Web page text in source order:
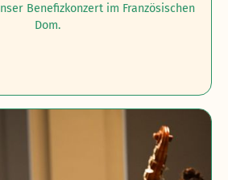
Benefizkonzert im Französischen
Dom.